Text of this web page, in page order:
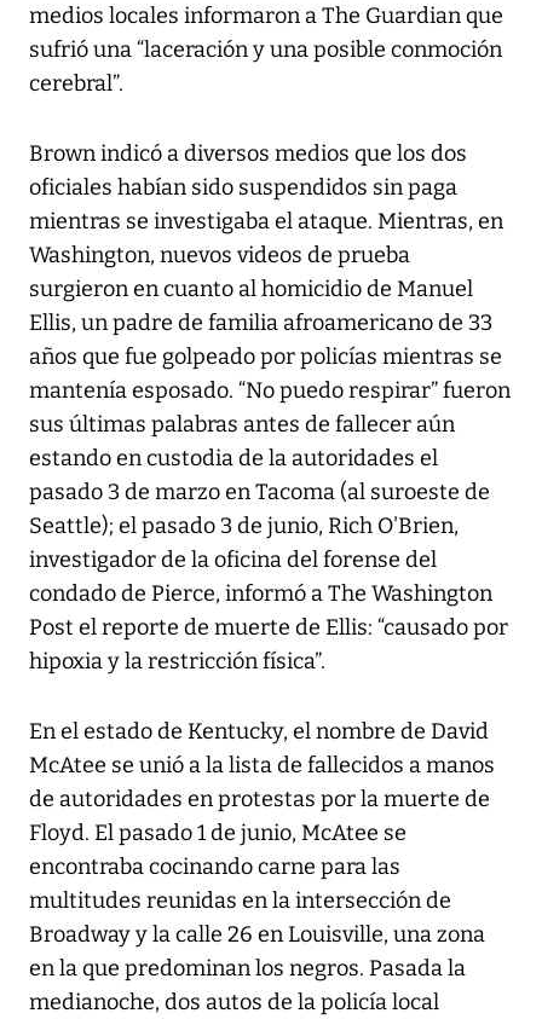
medios locales informaron aThe Guardianque
sufrió una “laceración y una posible conmoción
cerebral”.
Brown indicó a diversos medios que los dos
oficiales habían sido suspendidos sin paga
mientras se investigaba el ataque. Mientras, en
Washington, nuevos videos de prueba
surgieron en cuanto al homicidio de Manuel
Ellis, un padre de familia afroamericano de 33
años que fue golpeado por policías mientras se
mantenía esposado. “No puedo respirar” fueron
sus últimas palabras antes de fallecer aún
estando en custodia de la autoridades el
pasado 3 de marzo en Tacoma (al suroeste de
Seattle); el pasado 3 de junio, Rich O'Brien,
investigador de la oficina del forense del
condado de Pierce, informó aThe Washington
Post el reporte de muerte de Ellis: “causado por
hipoxia y la restricción física”.
En el estado de Kentucky, el nombre de David
McAtee se unió a la lista de fallecidos a manos
de autoridades en protestas por la muerte de
Floyd. El pasado 1 de junio, McAtee se
encontraba cocinando carne para las
multitudes reunidas en la intersección de
Broadway y la calle 26 en Louisville, una zona
en la que predominan los negros. Pasada la
medianoche, dos autos de la policía local